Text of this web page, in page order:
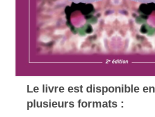
Le livre est disponible en
plusieurs formats :